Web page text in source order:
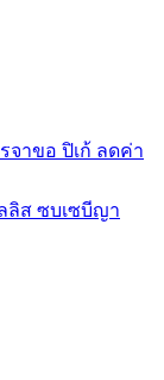
จาขอ ปิเก้ ลดค่า
ลิส ซบเซบีญา